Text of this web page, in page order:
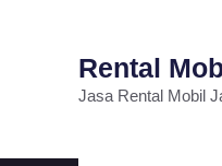
Rental
Jasa Rental Mobil